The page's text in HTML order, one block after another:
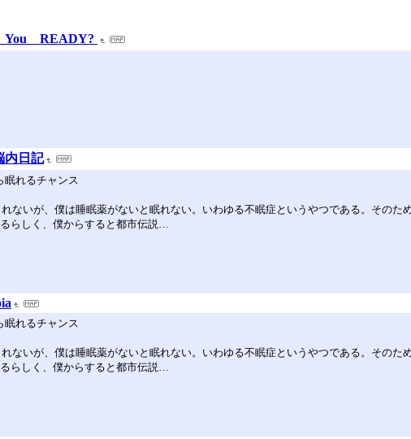
You READY?
内日記
眠れるチャンス
ないが、僕は睡眠薬がないと眠れない。いわゆる不眠症というやつである。その
らしく、僕からすると都市伝説…
眠れるチャンス
ないが、僕は睡眠薬がないと眠れない。いわゆる不眠症というやつである。その
らしく、僕からすると都市伝説…